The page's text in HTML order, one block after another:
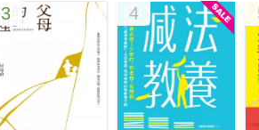
文系副教授
繪本職人
國度，
3 4